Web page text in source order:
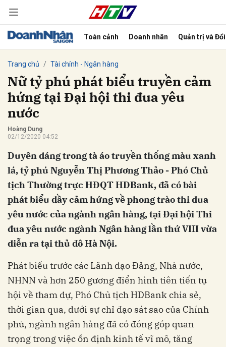
Toàn cảnh Doanh nhân Quản trị và
Trang chủ Tài chính - Ngân hàng
Nữ tỷ phú phát biểu truyền cảm
hứng tại Đại hội thi đua yêu
nước
Hoàng Dung
02/12/2020 04:52
Duyên dáng trong tà áo truyền thống màu xanh
lá, tỷ phú Nguyễn Thị Phương Thảo - Phó Chủ
tịch Thường trực HĐQT HDBank, đã có bài
phát biểu đầy cảm hứng về phong trào thi đua
yêu nước của ngành ngân hàng, tại Đại hội Thi
đua yêu nước ngành Ngân hàng lần thứ VIII vừa
diễn ra tại thủ đô Hà Nội.
Phát biểu trước các Lãnh đạo Đảng, Nhà nước,
NHNN và hơn 250 gương điển hình tiên tiến tụ
hội về tham dự, Phó Chủ tịch HDBank chia sẻ,
thời gian qua, dưới sự chỉ đạo sát sao của Chính
phủ, ngành ngân hàng đã có đóng góp quan
trọng trong việc ổn định kinh tế vĩ mô, tăng
Hủy